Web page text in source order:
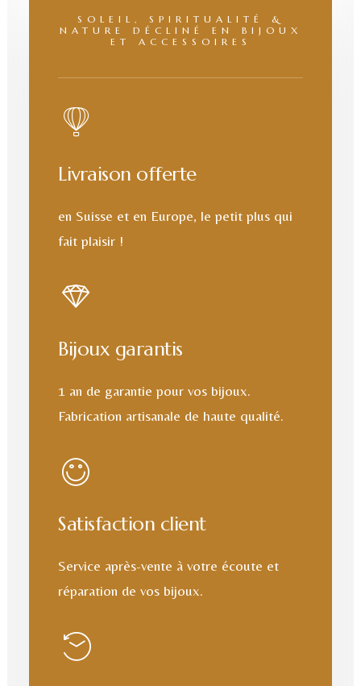
SOLEIL, SPIRITUALITÉ &
NATURE DÉCLINÉ EN BIJOUX
ET ACCESSOIRES
Livraison offerte
en Suisse et en Europe, le petit plus qui
fait plaisir !
Bijoux garantis
1 an de garantie pour vos bijoux.
Fabrication artisanale de haute qualité.
Satisfaction client
Service après-vente à votre écoute et
réparation de vos bijoux.